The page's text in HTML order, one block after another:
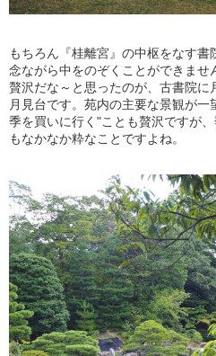
もちろん『桂離宮』の中枢をなす
念ながら中をのぞくことができませ
贅沢だな～と思ったのが、古書院に
月見台です。苑内の主要な景観が
季を買いに行く"ことも贅沢ですが
もなかなか粋なことですよね。